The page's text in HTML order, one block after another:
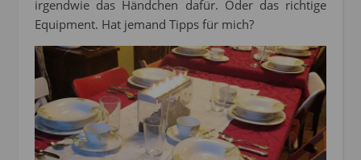
irgendwie das Händchen dafür. Oder das richtige
Equipment. Hat jemand Tipps für mich?